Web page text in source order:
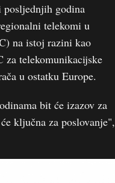
posljednjih godina
telekomi u
na istoj razini kao
za telekomunikacijske
u ostatku Europe.
bit će izazov za
ključna za poslovanje",